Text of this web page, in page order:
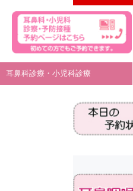
耳鼻科診療・小児科診療